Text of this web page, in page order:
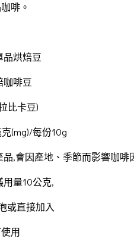
啡。
品烘焙豆
咖啡豆
比卡豆)
(mg)/每份10g
,會因產地、季節而影響咖啡
量10公克,
或直接加入
用